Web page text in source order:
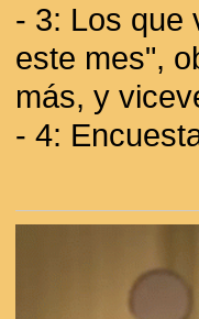
- 3: Los que
este mes",
más, y
- 4: